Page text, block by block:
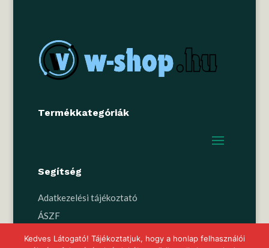
Termékkategóriák
Segítség
Adatkezelési tájékoztató
ÁSZF
Kedves Látogató! Tájékoztatjuk, hogy a honlap felhasználói